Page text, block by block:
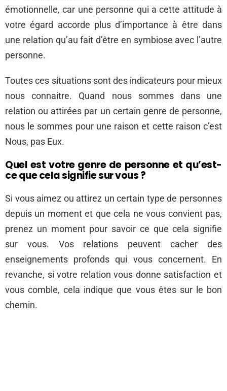
émotionnelle, car une personne qui a cette attitude à
votre égard accorde plus d’importance à être dans
une relation qu’au fait d’être en symbiose avec l’autre
personne.
Toutes ces situations sont des indicateurs pour mieux
nous connaitre. Quand nous sommes dans une
relation ou attirées par un certain genre de personne,
nous le sommes pour une raison et cette raison c’est
Nous, pas Eux.
Quel est votre genre de personne et qu’est-
ce que cela signifie sur vous ?
Si vous aimez ou attirez un certain type de personnes
depuis un moment et que cela ne vous convient pas,
prenez un moment pour savoir ce que cela signifie
sur vous. Vos relations peuvent cacher des
enseignements profonds qui vous concernent. En
revanche, si votre relation vous donne satisfaction et
vous comble, cela indique que vous êtes sur le bon
chemin.